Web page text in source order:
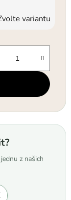
variantu
z našich